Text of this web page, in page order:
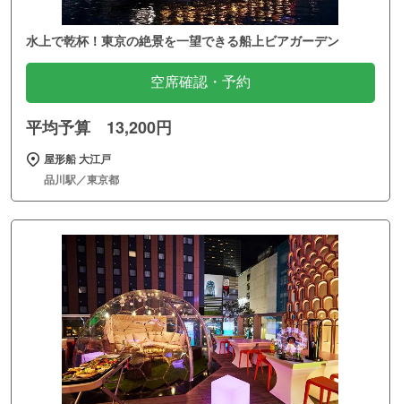
水上で乾杯！東京の絶景を一望できる船上ビアガーデン
空席確認・予約
平均予算 13,200円
屋形船 大江戸
品川駅／東京都